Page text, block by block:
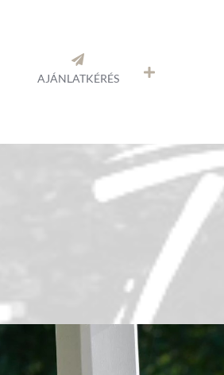
AJÁNLATKÉRÉS